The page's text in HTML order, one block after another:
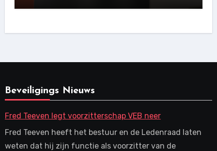
Beveiligings Nieuws
Fred Teeven legt voorzitterschap VEB neer
Fred Teeven heeft het bestuur en de Ledenraad laten
weten dat hij zijn functie als voorzitter van de